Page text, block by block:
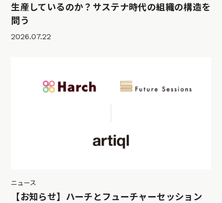
生産しているのか？サステナ時代の組織の構造を
問う
2026.07.22
ニュース
【お知らせ】ハーチとフューチャーセッション